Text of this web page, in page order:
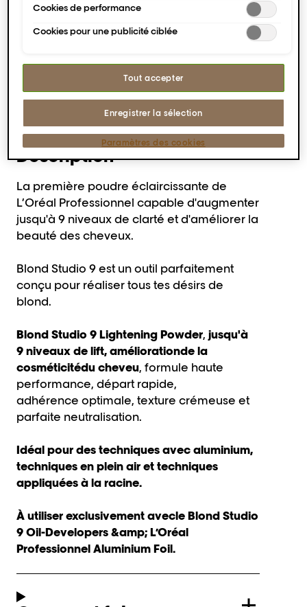
La première gamme éclaircissante
de L’Oréal Professionnel activée
par l'huile pour jusqu'à neuf
niveaux de décoloration.
TROUVER UN SALON
Description
La première poudre éclaircissante de
L’Oréal Professionnel capable d'augmenter
jusqu'à 9 niveaux de clarté et d'améliorer la
beauté des cheveux.
Blond Studio 9 est un outil parfaitement
conçu pour réaliser tous tes désirs de
blond.
Blond Studio 9 Lightening Powder, jusqu'à
9 niveaux de lift, améliorationde la
cosméticitédu cheveu, formule haute
performance, départ rapide,
adhérence optimale, texture crémeuse et
parfaite neutralisation.
Idéal pour des techniques avec aluminium,
techniques en plein air et techniques
appliquées à la racine.
À utiliser exclusivement avecle Blond Studio
9 Oil-Developers &amp; L’Oréal
Professionnel Aluminium Foil.
Vous pouvez modifier votre sélection à tout moment en
cliquant sur le lien « Paramètres des cookies ». Pour plus
d'informations, veuillez consulter notre politique de
Cookies de performance
Cookies pour une publicité ciblée
Tout accepter
Enregistrer la sélection
Paramètres des cookies